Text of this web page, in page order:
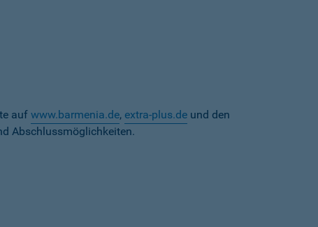
auf www.barmenia.de, extra-plus.de und den
Abschlussmöglichkeiten.